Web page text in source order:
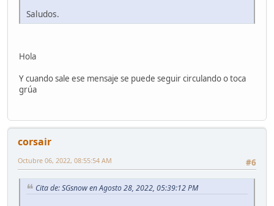
Saludos.
Hola
Y cuando sale ese mensaje se puede seguir circulando o toca
grúa
corsair
#6
Octubre 06, 2022, 08:55:54 AM
Cita de: SGsnow en Agosto 28, 2022, 05:39:12 PM